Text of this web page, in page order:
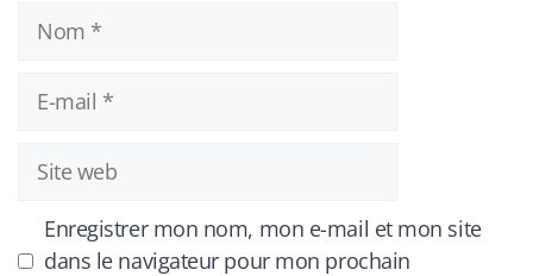
Nom
mail
Site
web
Enregistrer mon nom, mon e-mail et mon site
dans le navigateur pour mon prochain